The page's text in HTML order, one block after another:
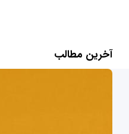
آخرین مطالب